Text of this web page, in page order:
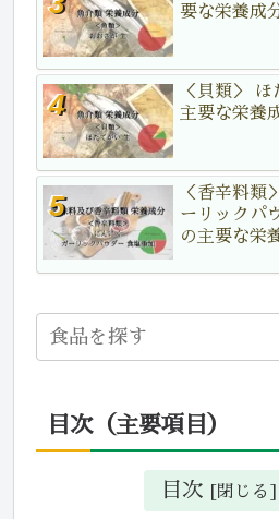
要な栄養成
＜貝類＞
主要な栄養
＜香辛料類
ーリックパ
の主要な栄
目次（主要項目）
目次